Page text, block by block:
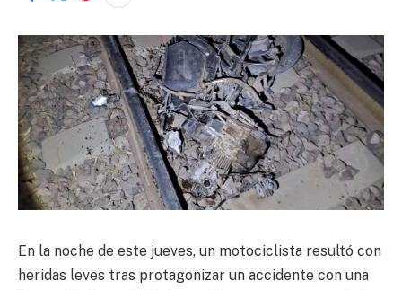
En la noche de este jueves, un motociclista resultó con
heridas leves tras protagonizar un accidente con una